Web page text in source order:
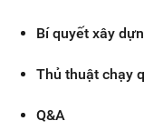
Bí quyết xây
Thủ thuật chạy
Q&A